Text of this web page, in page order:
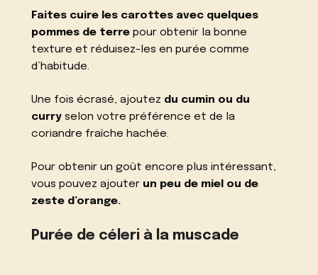
Faites cuire les carottes avec quelques
pommes de terre pour obtenir la bonne
texture et réduisez-les en purée comme
d’habitude.
Une fois écrasé, ajoutez du cumin ou du
curry selon votre préférence et de la
coriandre fraîche hachée.
Pour obtenir un goût encore plus intéressant,
vous pouvez ajouter un peu de miel ou de
zeste d’orange.
Purée de céleri à la muscade